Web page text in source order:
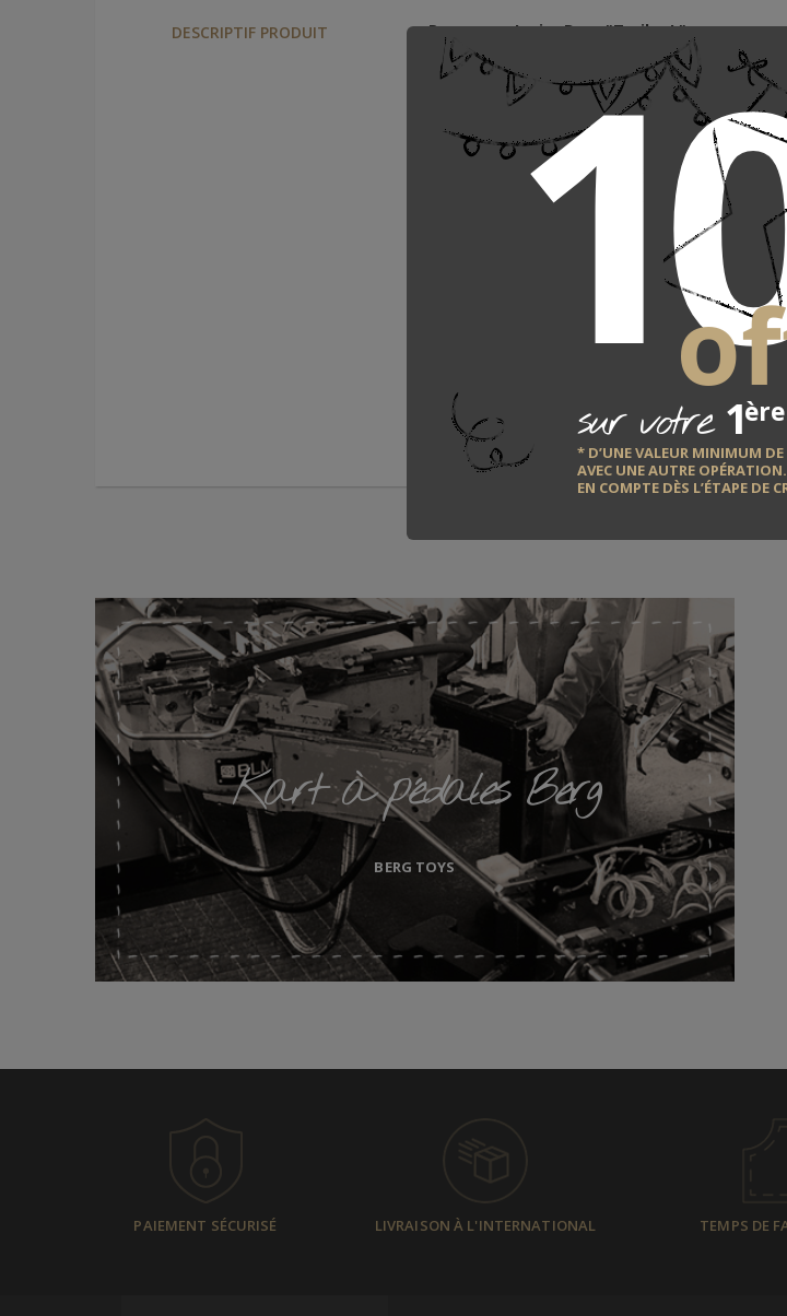
sur votre1ère
* D’UNE VALEUR MINIMUM
AVEC UNE AUTRE
EN COMPTE DÈS L’ÉTAPE DE
DESCRIPTIF PRODUIT
Remorque Junior Berg "Trailer L"
24.20.00
Remorque adaptée aux modèles de la gamme
par 24, sauf les modèles de la gamme Ferrari qui
Cette remorque doit être commandée
les karts de la gamme Buddy n´en possèdent
Dimensions de la remorque : 77x59x37 cms
Peut accueillir des charges jusqu´à 15 kgs environ
Dimensions du crochet d´attelage : 13,5x8x4 cms
Poids du crochet d´attelage : 250 gr.
Kart à pédales Berg
BERG TOYS
PAIEMENT SÉCURISÉ LIVRAISON À L'INTERNATIONAL TEMPS DE